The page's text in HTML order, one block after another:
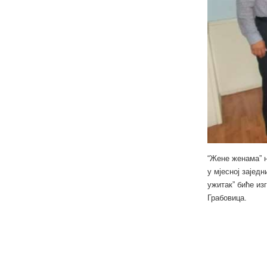
“Жене женама”
у мјесној
ужитак” биће
Грабовица.